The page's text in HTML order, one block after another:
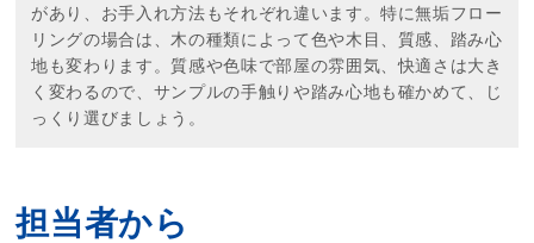
があり、お手入れ方法もそれぞれ違います。特に無垢フロー
リングの場合は、木の種類によって色や木目、質感、踏み心
地も変わります。質感や色味で部屋の雰囲気、快適さは大き
く変わるので、サンプルの手触りや踏み心地も確かめて、じ
っくり選びましょう。
担当者から